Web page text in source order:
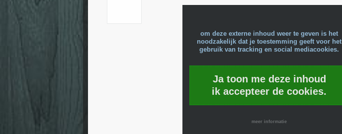
om deze externe inhoud weer te geven is het
noodzakelijk dat je toestemming geeft voor het
gebruik van tracking en social mediacookies.
Ja toon me deze inhoud
ik accepteer de cookies.
meer informatie